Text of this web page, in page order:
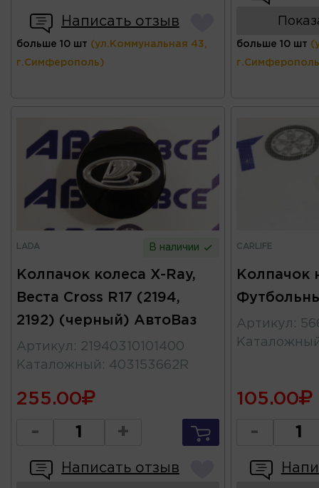
Написать отзыв
больше 10 шт (ул.Коммунальная 43,
г.Симферополь)
больше 10 шт
LADA В наличии
Колпачок колеса X-Ray,
Веста Cross R17 (2194,
2192) (черный) АвтоВаз
Артикул : 21940310101400
Каталожный : 403153662R
255.00
- +
Написать отзыв
CARLIFE
Колпачок
Артикул :
105.00
-